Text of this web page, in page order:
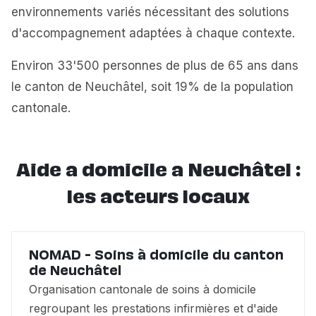
environnements variés nécessitant des solutions
d'accompagnement adaptées à chaque contexte.
Environ 33'500 personnes de plus de 65 ans dans
le canton de Neuchâtel, soit 19% de la population
cantonale.
Aide a domicile a Neuchâtel :
les acteurs locaux
NOMAD - Soins à domicile du canton
de Neuchâtel
Organisation cantonale de soins à domicile
regroupant les prestations infirmières et d'aide